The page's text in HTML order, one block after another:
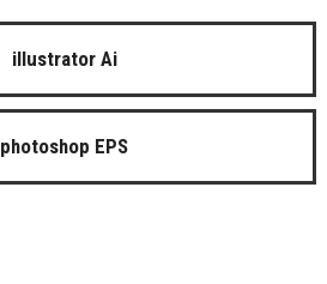
illustrator Ai
photoshop EPS